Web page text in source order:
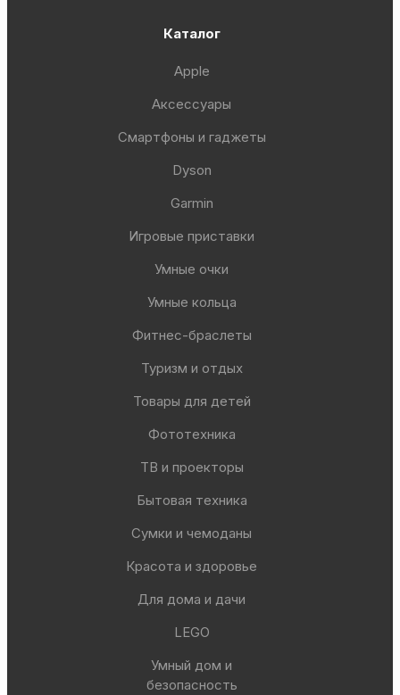
Каталог
Apple
Аксессуары
Смартфоны и гаджеты
Dyson
Garmin
Игровые приставки
Умные очки
Умные кольца
Фитнес-браслеты
Туризм и отдых
Товары для детей
Фототехника
ТВ и проекторы
Бытовая техника
Сумки и чемоданы
Красота и здоровье
Для дома и дачи
LEGO
Умный дом и
безопасность